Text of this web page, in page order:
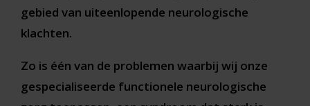
gebied van uiteenlopende neurologische
klachten.
Zo is één van de problemen waarbij wij onze
gespecialiseerde functionele neurologische